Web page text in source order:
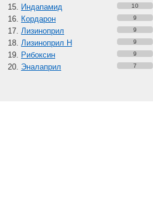
Индапамид 10
Кордарон 9
Лизиноприл 9
Лизиноприл Н 9
Рибоксин 9
Эналаприл 7